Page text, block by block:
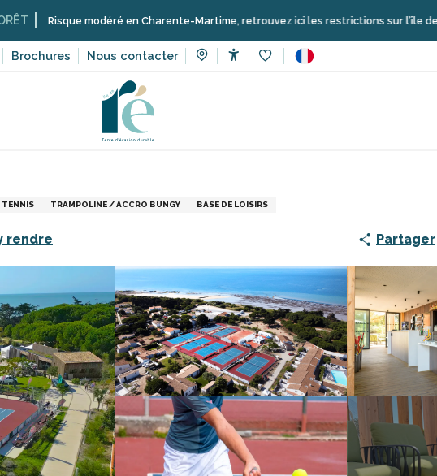
Brochures Nous contacter
modéré en Charente-Martime, retrouvez ici les restrictions sur l’île de Ré
Écoles, clubs, associations
TENNIS TRAMPOLINE / ACCRO BUNGY BASE DE LOISIRS
rendre Partager